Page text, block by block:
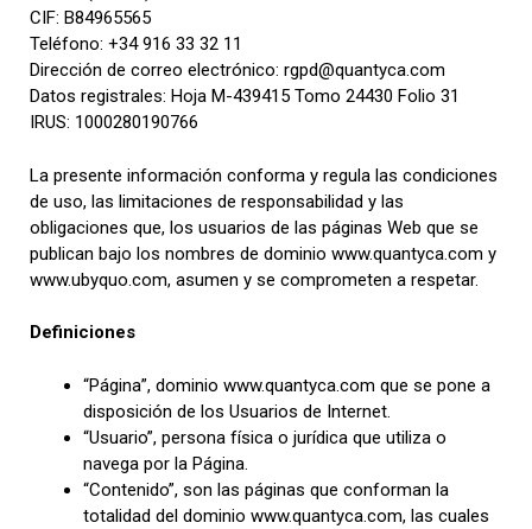
CIF: B84965565
Teléfono: +34 916 33 32 11
Dirección de correo electrónico: rgpd@quantyca.com
Datos registrales: Hoja M-439415 Tomo 24430 Folio 31
IRUS: 1000280190766
La presente información conforma y regula las condiciones
de uso, las limitaciones de responsabilidad y las
obligaciones que, los usuarios de las páginas Web que se
publican bajo los nombres de dominio www.quantyca.com y
www.ubyquo.com, asumen y se comprometen a respetar.
Definiciones
“Página”, dominio www.quantyca.com que se pone a
disposición de los Usuarios de Internet.
“Usuario”, persona física o jurídica que utiliza o
navega por la Página.
“Contenido”, son las páginas que conforman la
totalidad del dominio www.quantyca.com, las cuales